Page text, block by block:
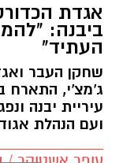
אגדת
ביבנה:
העתיד"
שחקן העבר
ג'מצ'י, התארח
עיריית יבנה
ועם הנהלת